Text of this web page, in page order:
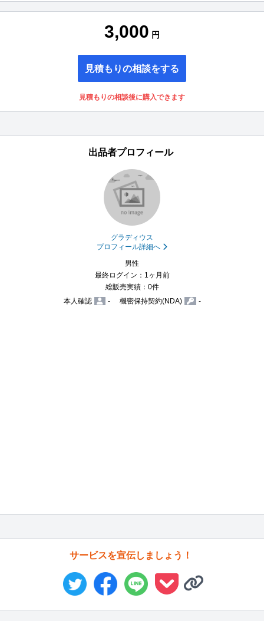
3,000 円
見積もりの相談をする
見積もりの相談後に購入できます
出品者プロフィール
グラディウス
プロフィール詳細へ
男性
最終ログイン：1ヶ月前
総販売実績：0件
本人確認
- 機密保持契約(NDA) -
サービスを宣伝しましょう！